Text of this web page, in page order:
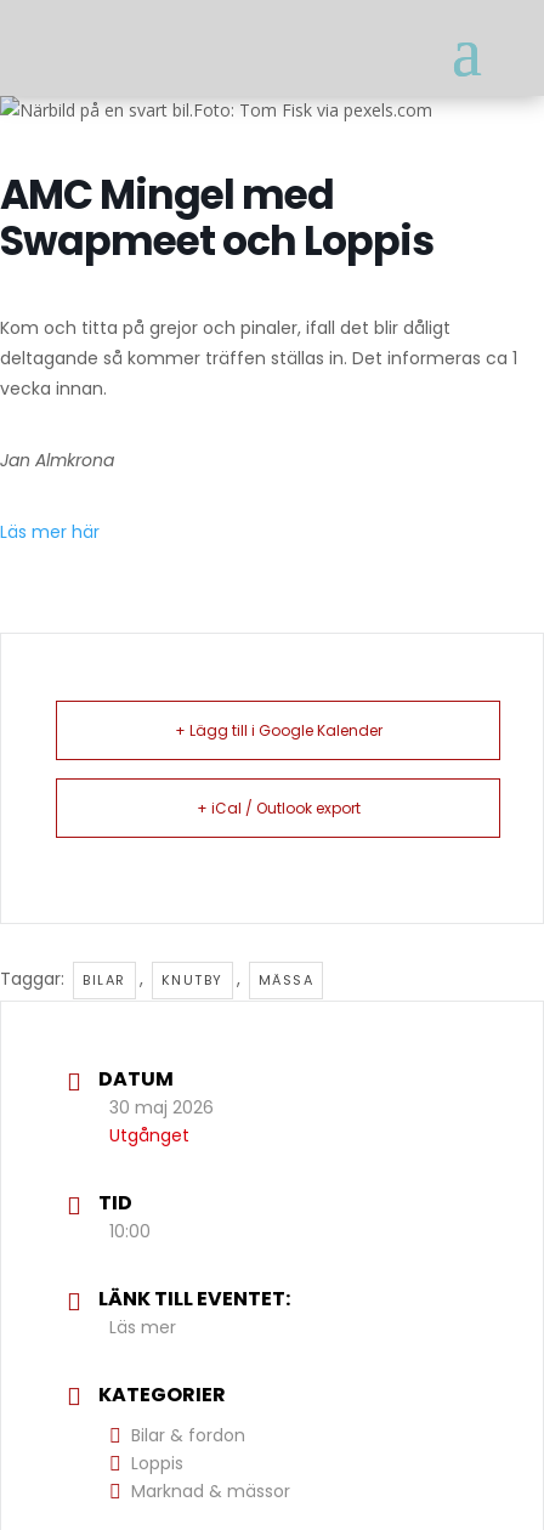
Foto: Tom Fisk via pexels.com
AMC Mingel med
Swapmeet och Loppis
Kom och titta på grejor och pinaler, ifall det blir dåligt
deltagande så kommer träffen ställas in. Det informeras ca 1
vecka innan.
Jan Almkrona
Läs mer här
+ Lägg till i Google Kalender
+ iCal / Outlook export
Taggar: BILAR , KNUTBY , MÄSSA
DATUM
30 maj 2026
Utgånget
TID
10:00
LÄNK TILL EVENTET:
Läs mer
KATEGORIER
Bilar & fordon
Loppis
Marknad & mässor